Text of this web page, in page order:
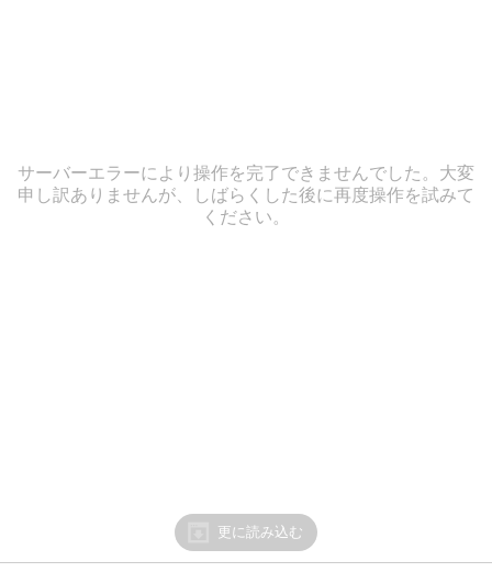
サーバーエラーにより操作を完了できませんでした。大変
申し訳ありませんが、しばらくした後に再度操作を試みて
ください。
更に読み込む